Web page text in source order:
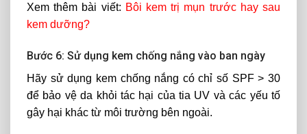
Xem thêm bài viết: Bôi kem trị mụn trước hay sau
kem dưỡng?
Bước 6: Sử dụng kem chống nắng vào ban ngày
Hãy sử dụng kem chống nắng có chỉ số SPF > 30
để bảo vệ da khỏi tác hại của tia UV và các yếu tố
gây hại khác từ môi trường bên ngoài.